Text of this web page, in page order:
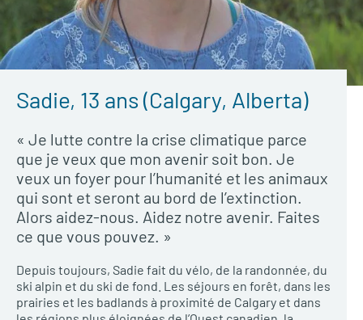
Sadie, 13 ans (Calgary, Alberta)
« Je lutte contre la crise climatique parce
que je veux que mon avenir soit bon. Je
veux un foyer pour l’humanité et les animaux
qui sont et seront au bord de l’extinction.
Alors aidez-nous. Aidez notre avenir. Faites
ce que vous pouvez. »
Depuis toujours, Sadie fait du vélo, de la randonnée, du
ski alpin et du ski de fond. Les séjours en forêt, dans les
prairies et les badlands à proximité de Calgary et dans